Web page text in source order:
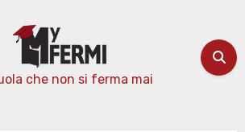
che non si ferma mai